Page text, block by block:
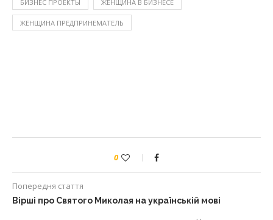
БИЗНЕС ПРОЕКТЫ ЖЕНЩИНА В БИЗНЕСЕ
ЖЕНЩИНА ПРЕДПРИНЕМАТЕЛЬ
0
Попередня стаття
Вірші про Святого Миколая на українській мові